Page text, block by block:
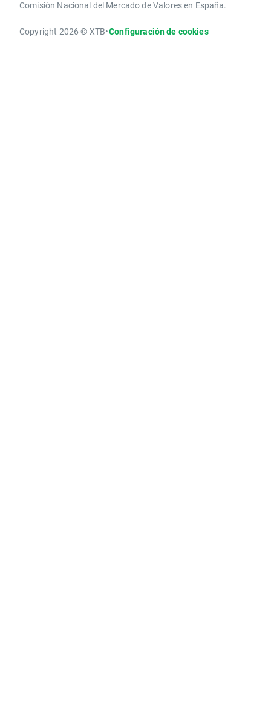
Comisión Nacional del Mercado de Valores en España.
Copyright 2026 © XTB•Configuración de cookies